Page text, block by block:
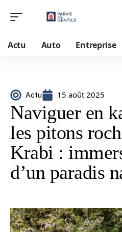
Actu Auto Entreprise
Actu 15 août 2025
Naviguer en
les pitons
Krabi :
d’un paradis